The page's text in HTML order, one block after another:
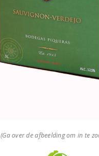
(Ga over de afbeelding om in te